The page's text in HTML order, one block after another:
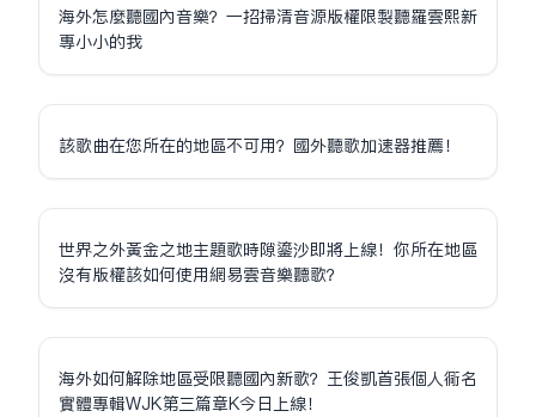
海外怎麼聽國內音樂？一招掃清音源版權限制聽羅雲熙新
專小小的我
該歌曲在您所在的地區不可用？國外聽歌加速器推薦！
世界之外黃金之地主題歌時隙鎏沙即將上線！你所在地區
沒有版權該如何使用網易雲音樂聽歌？
海外如何解除地區受限聽國內新歌？王俊凱首張個人同名
實體專輯WJK第三篇章K今日上線！